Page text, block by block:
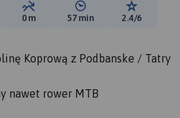
Suma spadków:
0 m Średni czas potrzebny
57 min Ocena
2.4/6
Koprową z Podbanske / Tatry
nawet rower MTB